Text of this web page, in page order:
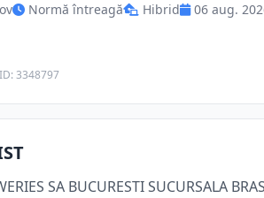
Normă întreagă Hibrid 06 aug.
ID: 3348797
SA BUCURESTI SUCURSALA